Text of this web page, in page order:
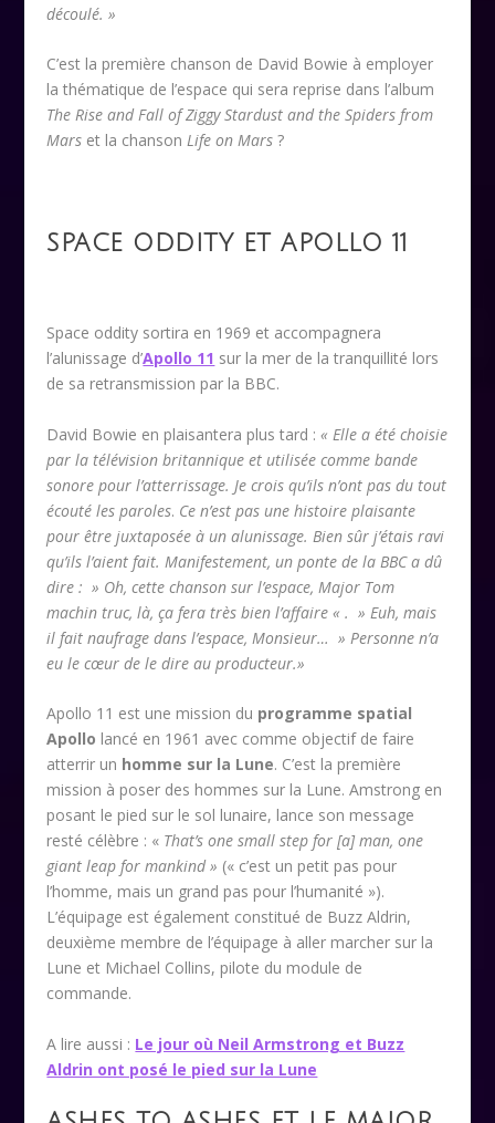
découlé. »
C’est la première chanson de David Bowie à employer
la thématique de l’espace qui sera reprise dans l’album
The Rise and Fall of Ziggy Stardust and the Spiders from
Mars et la chansonLife on Mars?
SPACE ODDITY ET APOLLO 11
Space oddity sortira en 1969 et accompagnera
l’alunissage d’Apollo 11 sur la mer de la tranquillité lors
de sa retransmission par la BBC.
David Bowie en plaisantera plus tard :« Elle a été choisie
par la télévision britannique et utilisée comme bande
sonore pour l’atterrissage. Je crois qu’ils n’ont pas du tout
écouté les paroles. Ce n’est pas une histoire plaisante
pour être juxtaposée à un alunissage. Bien sûr j’étais ravi
qu’ils l’aient fait. Manifestement, un ponte de la BBC a dû
dire : » Oh, cette chanson sur l’espace, Major Tom
machin truc, là, ça fera très bien l’affaire « . » Euh, mais
il fait naufrage dans l’espace, Monsieur… » Personne n’a
eu le cœur de le dire au producteur.»
Apollo 11 est une mission du programme spatial
Apollo lancé en 1961 avec comme objectif de faire
atterrir un homme sur la Lune. C’est la première
mission à poser des hommes sur la Lune. Amstrong en
posant le pied sur le sol lunaire, lance son message
resté célèbre : « That’s one small step for [a] man, one
giant leap for mankind » (« c’est un petit pas pour
l’homme, mais un grand pas pour l’humanité »).
L’équipage est également constitué de Buzz Aldrin,
deuxième membre de l’équipage à aller marcher sur la
Lune et Michael Collins, pilote du module de
commande.
A lire aussi : Le jour où Neil Armstrong et Buzz
Aldrin ont posé le pied sur la Lune